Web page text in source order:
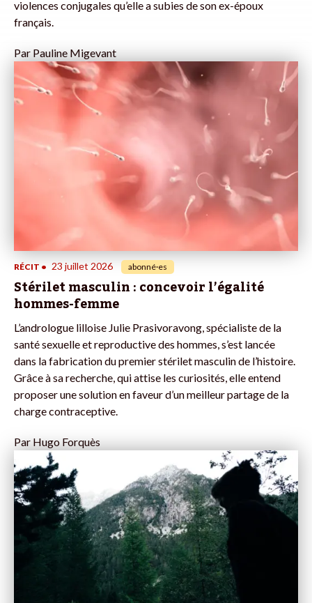
violences conjugales qu’elle a subies de son ex-époux
français.
Par Pauline Migevant
RÉCIT • 23 juillet 2026 abonné·es
Stérilet masculin : concevoir l’égalité
hommes-femme
L’andrologue lilloise Julie Prasivoravong, spécialiste de la
santé sexuelle et reproductive des hommes, s’est lancée
dans la fabrication du premier stérilet masculin de l’histoire.
Grâce à sa recherche, qui attise les curiosités, elle entend
proposer une solution en faveur d’un meilleur partage de la
charge contraceptive.
Par Hugo Forquès